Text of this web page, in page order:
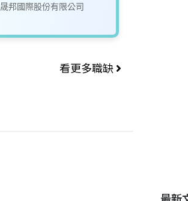
晟邦國際股份有限公司
看更多職缺